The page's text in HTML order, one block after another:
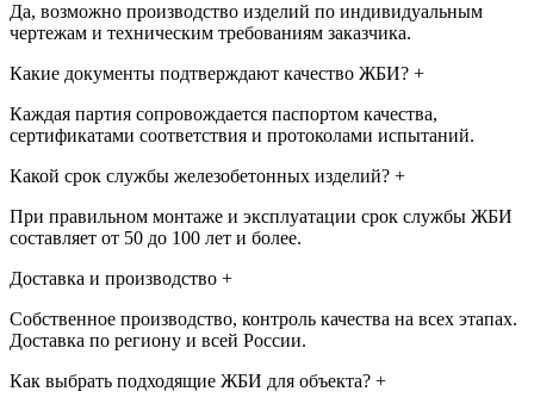
Да, возможно производство изделий по индивидуальным
чертежам и техническим требованиям заказчика.
Какие документы подтверждают качество ЖБИ? +
Каждая партия сопровождается паспортом качества,
сертификатами соответствия и протоколами испытаний.
Какой срок службы железобетонных изделий? +
При правильном монтаже и эксплуатации срок службы ЖБИ
составляет от 50 до 100 лет и более.
Доставка и производство +
Собственное производство, контроль качества на всех этапах.
Доставка по региону и всей России.
Как выбрать подходящие ЖБИ для объекта? +